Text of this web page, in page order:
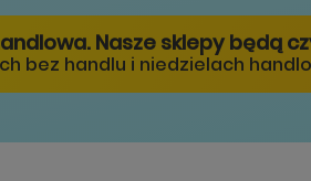
Nasze sklepy będą
bez handlu i niedzielach